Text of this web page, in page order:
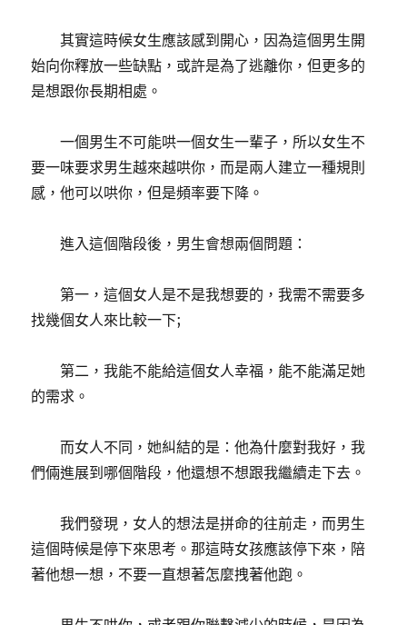
其實這時候女生應該感到開心，因為這個男生開
始向你釋放一些缺點，或許是為了逃離你，但更多的
是想跟你長期相處。
一個男生不可能哄一個女生一輩子，所以女生不
要一味要求男生越來越哄你，而是兩人建立一種規則
感，他可以哄你，但是頻率要下降。
進入這個階段後，男生會想兩個問題：
第一，這個女人是不是我想要的，我需不需要多
找幾個女人來比較一下;
第二，我能不能給這個女人幸福，能不能滿足她
的需求。
而女人不同，她糾結的是：他為什麼對我好，我
們倆進展到哪個階段，他還想不想跟我繼續走下去。
我們發現，女人的想法是拼命的往前走，而男生
這個時候是停下來思考。那這時女孩應該停下來，陪
著他想一想，不要一直想著怎麼拽著他跑。